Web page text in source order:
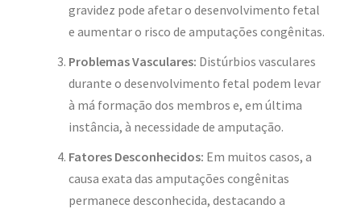
gravidez pode afetar o desenvolvimento fetal
e aumentar o risco de amputações congênitas.
Problemas Vasculares: Distúrbios vasculares
durante o desenvolvimento fetal podem levar
à má formação dos membros e, em última
instância, à necessidade de amputação.
Fatores Desconhecidos: Em muitos casos, a
causa exata das amputações congênitas
permanece desconhecida, destacando a